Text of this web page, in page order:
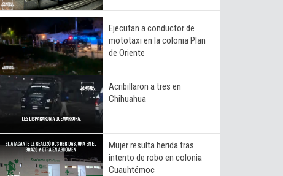
Ejecutan a conductor de
mototaxi en la colonia Plan
de Oriente
Acribillaron a tres en
Chihuahua
Mujer resulta herida tras
intento de robo en colonia
Cuauhtémoc